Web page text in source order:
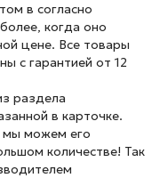
в согласно
когда оно
цене. Все товары
с гарантией от 12
раздела
в карточке.
мы можем его
количестве! Так